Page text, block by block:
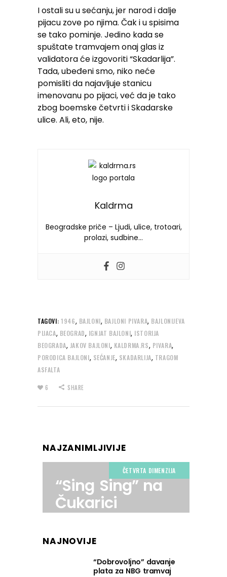
I ostali su u sećanju, jer narod i dalje
pijacu zove po njima. Čak i u spisima
se tako pominje. Jedino kada se
spuštate tramvajem onaj glas iz
validatora će izgovoriti “Skadarlija”.
Tada, ubeđeni smo, niko neće
pomisliti da najavljuje stanicu
imenovanu po pijaci, već da je tako
zbog boemske četvrti i Skadarske
ulice. Ali, eto, nije.
Kaldrma
Beogradske priče – Ljudi, ulice, trotoari,
prolazi, sudbine…
TAGOVI: 1946, BAJLONI, BAJLONI PIVARA, BAJLONIJEVA
PIJACA, BEOGRAD, IGNJAT BAJLONI, ISTORIJA
BEOGRADA, JAKOV BAJLONI, KALDRMA.RS, PIVARA,
PORODICA BAJLONI, SEĆANJE, SKADARLIJA, TRAGOM
ASFALTA
6 SHARE
NAJZANIMLJIVIJE
ČETVRTA DIMENZIJA
“Sing Sing” na
Čukarici
NAJNOVIJE
“Dobrovoljno” davanje
plata za NBG tramvaj